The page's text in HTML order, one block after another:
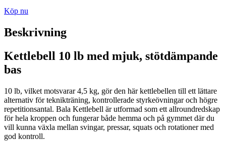
Köp nu
Beskrivning
Kettlebell 10 lb med mjuk, stötdämpande
bas
10 lb, vilket motsvarar 4,5 kg, gör den här kettlebellen till ett lättare
alternativ för teknikträning, kontrollerade styrkeövningar och högre
repetitionsantal. Bala Kettlebell är utformad som ett allroundredskap
för hela kroppen och fungerar både hemma och på gymmet där du
vill kunna växla mellan svingar, pressar, squats och rotationer med
god kontroll.